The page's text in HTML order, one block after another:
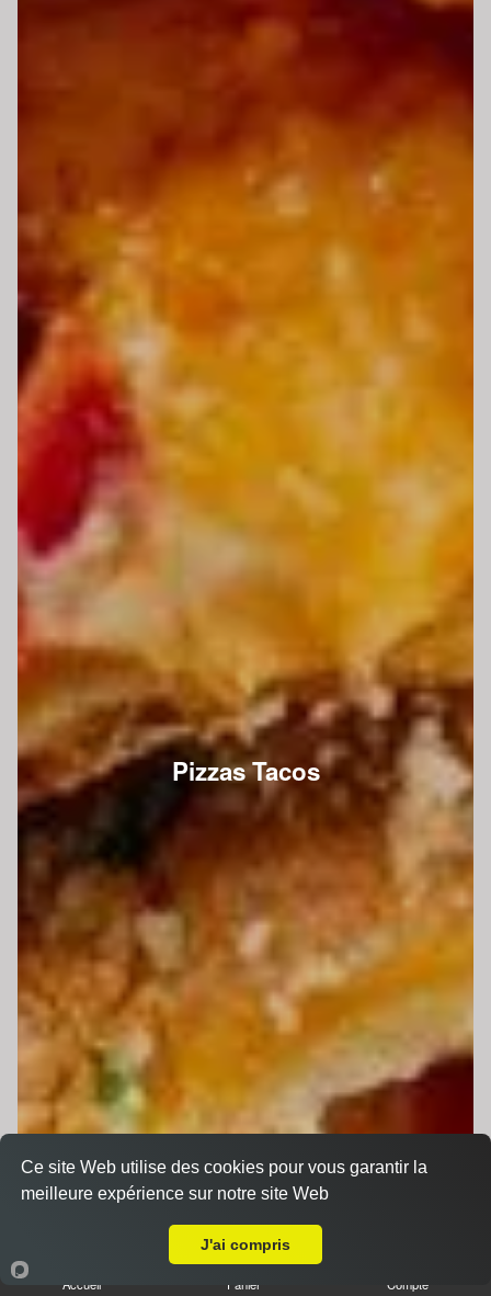
Pizzas Tacos
Accueil Panier Compte
Ce site Web utilise des cookies pour vous garantir la
meilleure expérience sur notre site Web
J'ai compris